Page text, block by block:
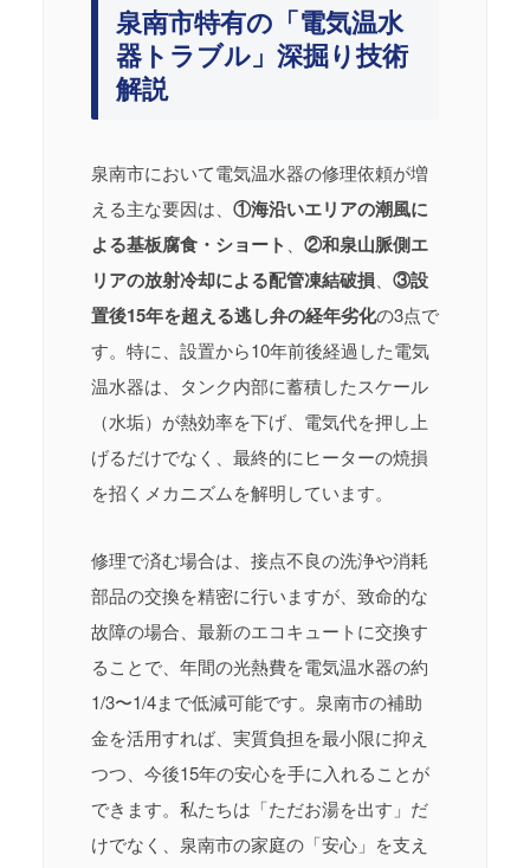
泉南市特有の「電気温水
器トラブル」深掘り技術
解説
泉南市において電気温水器の修理依頼が増
える主な要因は、 ①海沿いエリアの潮風に
よる基板腐食・ショート
②和泉山脈側エ
リアの放射冷却による配管凍結破損
③設
置後15年を超える逃し弁の経年劣化の3点で
す。特に、設置から10年前後経過した電気
温水器は、タンク内部に蓄積したスケール
（水垢）が熱効率を下げ、電気代を押し上
げるだけでなく、最終的にヒーターの焼損
を招くメカニズムを解明しています。
修理で済む場合は、接点不良の洗浄や消耗
部品の交換を精密に行いますが、致命的な
故障の場合、最新のエコキュートに交換す
ることで、年間の光熱費を電気温水器の約
1/3〜1/4まで低減可能です。泉南市の補助
金を活用すれば、実質負担を最小限に抑え
つつ、今後15年の安心を手に入れることが
できます。私たちは「ただお湯を出す」だ
けでなく、泉南市の家庭の「安心」を支え